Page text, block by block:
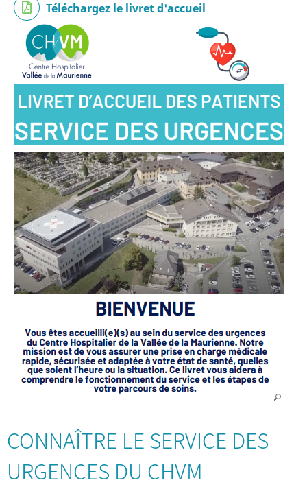
Téléchargez le livret d'accueil
CONNAÎTRE LE SERVICE DES
URGENCES DU CHVM